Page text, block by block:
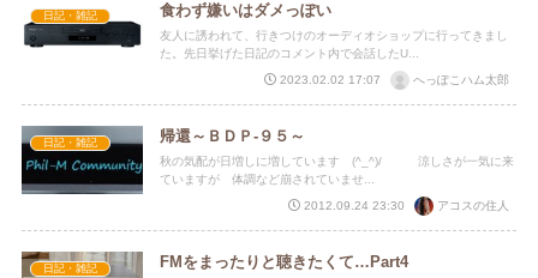
日記・雑記 食わず嫌いはダメっぽい
友人に誘われて、行きつけのオーディオショップに行ってきまし
た。先日挙げた日記のコメント内で会話したU...
2023.02.02 17:07
へっぽこハム太郎
日記・雑記 帰還～ＢＤＰ-９５～
秋の気配が日増しに増しています (^_^)/ 涼しさが一気に来
ていますが 体調など崩されていませ...
2012.09.24 23:30
アコスの住人
日記・雑記 FMをまったりと聴きたくて…Part4